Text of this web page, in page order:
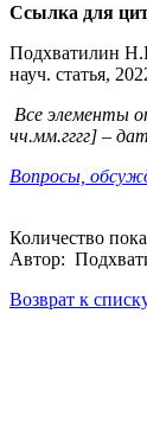
Ссылка для
Подхватилин
науч. статья,
Все элементы
чч.мм.гггг] –
Вопросы,
Количество
Автор:
Возврат к